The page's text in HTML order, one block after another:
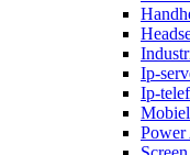
Ip-
Ip-
Power